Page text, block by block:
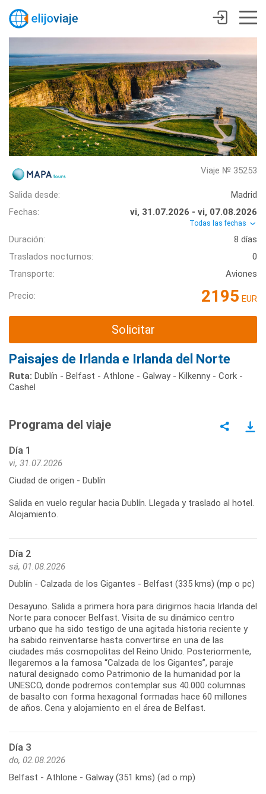
Viaje № 35253
Salida desde:
Madrid
Fechas:
vi, 31.07.2026 - vi, 07.08.2026
Todas las fechas
Duración:
8 días
Traslados nocturnos:
0
Transporte:
Aviones
Precio: 2195 EUR
Solicitar
Paisajes de Irlanda e Irlanda del Norte
Ruta: Dublín - Belfast - Athlone - Galway - Kilkenny - Cork -
Cashel
Programa del viaje
Día 1
vi, 31.07.2026
Ciudad de origen - Dublín
Salida en vuelo regular hacia Dublín. Llegada y traslado al hotel.
Día 2
sá, 01.08.2026
Dublín - Calzada de los Gigantes - Belfast (335 kms) (mp o pc)
Desayuno. Salida a primera hora para dirigirnos hacia Irlanda del
Norte para conocer Belfast. Visita de su dinámico centro
urbano que ha sido testigo de una agitada historia reciente y
ha sabido reinventarse hasta convertirse en una de las
ciudades más cosmopolitas del Reino Unido. Posteriormente,
llegaremos a la famosa “Calzada de los Gigantes”, paraje
natural designado como Patrimonio de la humanidad por la
UNESCO, donde podremos contemplar sus 40.000 columnas
de basalto con forma hexagonal formadas hace 60 millones
Día 3
do, 02.08.2026
Belfast - Athlone - Galway (351 kms) (ad o mp)